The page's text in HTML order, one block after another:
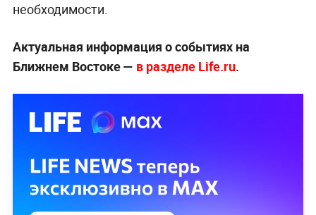
необходимости.
Актуальная информация о событиях на
Ближнем Востоке — в разделе Life.ru.